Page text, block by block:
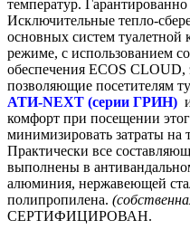
температур.
Исключительные тепло-
основных систем туалетной
режиме, с использованием
обеспечения ECOS
позволяющие посетителям
АТИ-NEXT (серии ГРИН)
комфорт при посещении
минимизировать затраты на
Практически все
выполнены в
алюминия, нержавеющей
полипропилена.
СЕРТИФИЦИРОВАН.